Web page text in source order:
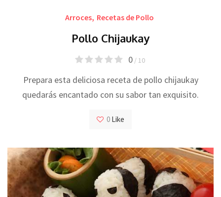
Arroces, Recetas de Pollo
Pollo Chijaukay
0/ 10
Prepara esta deliciosa receta de pollo chijaukay
quedarás encantado con su sabor tan exquisito.
0 Like